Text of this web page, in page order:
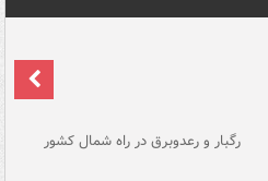
رگبار و رعدوبرق در راه شمال کشور